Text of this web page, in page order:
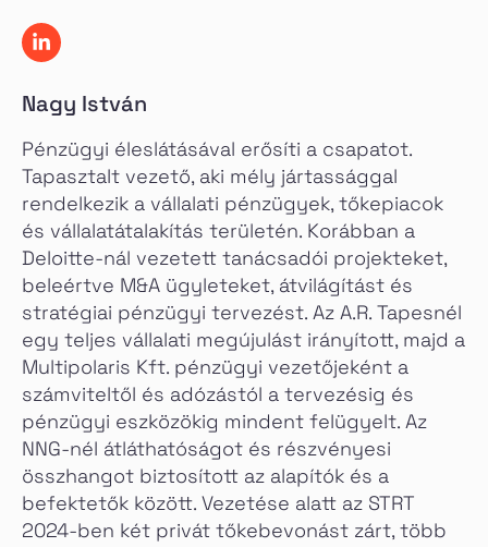
Nagy István
Pénzügyi éleslátásával erősíti a csapatot.
Tapasztalt vezető, aki mély jártassággal
rendelkezik a vállalati pénzügyek, tőkepiacok
és vállalatátalakítás területén. Korábban a
Deloitte-nál vezetett tanácsadói projekteket,
beleértve M&A ügyleteket, átvilágítást és
stratégiai pénzügyi tervezést. Az A.R. Tapesnél
egy teljes vállalati megújulást irányított, majd a
Multipolaris Kft. pénzügyi vezetőjeként a
számviteltől és adózástól a tervezésig és
pénzügyi eszközökig mindent felügyelt. Az
NNG-nél átláthatóságot és részvényesi
összhangot biztosított az alapítók és a
befektetők között. Vezetése alatt az STRT
2024-ben két privát tőkebevonást zárt, több